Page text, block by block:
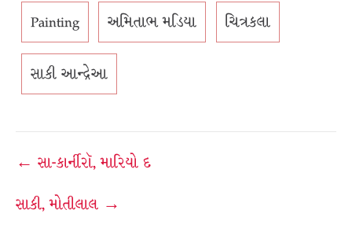
Painting અમિતાભ મડિયા ચિત્રકલા
સાકી આન્દ્રેઆ
Post
navigation
← સા-કાર્નીરૉ, મારિયો દ
સાકી, મોતીલાલ →